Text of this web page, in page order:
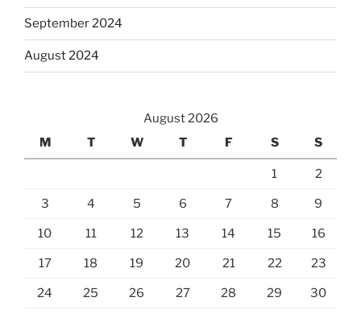
September 2024
August 2024
August 2026
M
T W T F S S
1 2
3 4 5 6 7 8 9
10 11 12 13 14 15 16
17 18 19 20 21 22 23
24 25 26 27 28 29 30